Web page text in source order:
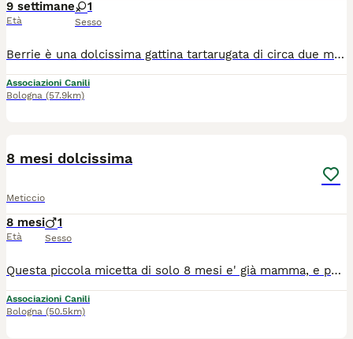
9 settimane
Età
1
Sesso
Berrie è una dolcissima gattina tartarugata di circa due mesi, trovata da sola in campagna, tra i rovi, mentre piangeva disperata. Proprio da quel luogo nasce il suo nome, ispirato ai frutti di bosco. È una gattina davvero speciale: una piccola batuffolina che fa le fusa senza sosta, come un motorino sempre acceso. Basta incontrarla per innamorarsi del suo carattere dolce e affettuoso. È estremamente mansueta ed educata. Fin dal primo momento si è comportata come una gattina di casa: ha imparato subito a usare la lettiera, accetta tranquillamente il trasportino e ama stare in braccio. È curiosa, osserva con attenzione tutto ciò che la circonda e cerca continuamente il contatto con le persone. Berrie adora la compagnia e sogna una famiglia che la accolga e la ami per tutta la vita. Si trova in Calabria, ma può raggiungere tutta Italia tramite staffetta autorizzata. Verrà affidata spulciata, vaccinata e microchippata, previo iter di preaffido. No adozione con solo giardino. Per informazioni contattare Chiara: 389 9276292. Se non doveste ricevere risposta, lasciate un breve messaggio di presentazione: sarete ricontattati al più presto.
Associazioni Canili
Bologna (57.9km)
8 mesi dolcissima
Meticcio
8 mesi
Età
1
Sesso
Questa piccola micetta di solo 8 mesi e' già mamma, e purtroppo anche se è nata e cresciuta in casa ora deve cercare urgentemente altra famiglia, così come i suoi cuccioli e stavolta per sempre. E' di una dolcezza disarmante. Per lei si cerca adozione solo in casa, dopo visita conoscitiva pre affido da parte di volontario. Da Palermo raggiunge tutto il Centro Nord con staffetta autorizzata ASL. Wattsapp al 3921235446 per chiedere di lei
Associazioni Canili
Bologna (50.5km)